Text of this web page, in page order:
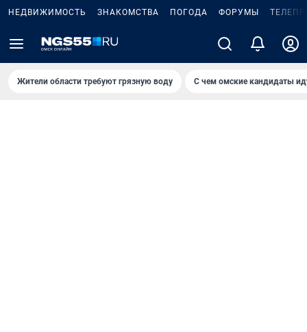
НЕДВИЖИМОСТЬ ЗНАКОМСТВА ПОГОДА ФОРУМЫ
Жители области требуют грязную воду С чем омские кандидаты